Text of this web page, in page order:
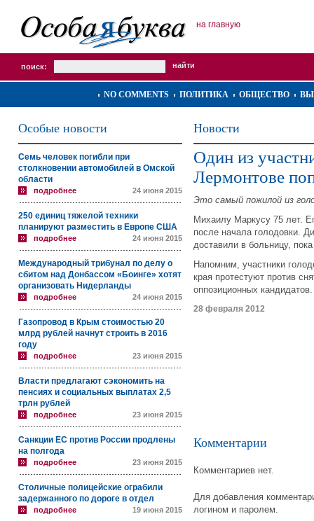
на главную
поиск:
NO COMMENTS ПОЛИТИКА ОБЩЕСТВО
Особые новости
Семь человек погибли при
столкновении автомобилей в Омской
области
подробнее 24 июня 2015
250 единиц тяжелой техники
планируют разместить в Европе США
подробнее 24 июня 2015
Международный трибунал по делу о
сбитом над Донбассом «Боинге» хотят
организовать Нидерланды
подробнее 24 июня 2015
Газопровод в Крым стоимостью 20
млрд рублей начнут строить в 2016
году
подробнее 23 июня 2015
Власти предлагают сэкономить на
пенсиях и социальных выплатах 2,5
трлн рублей
подробнее 23 июня 2015
Санкции ЕС против России продлены
на полгода
подробнее 23 июня 2015
Столичные полицейские ограбили
задержанного по дороге в отдел
подробнее 19 июня 2015
Новости
Один из
Лермонтове
Это самый пожилой из
Михаилу Маркусу 75 лет.
после начала голодовки.
доставили в больницу,
Напомним, участники
края протестуют против
оппозиционных кандидатов.
28 февраля 2012
Комментарии
Комментариев нет.
Для добавления
логином и паролем.